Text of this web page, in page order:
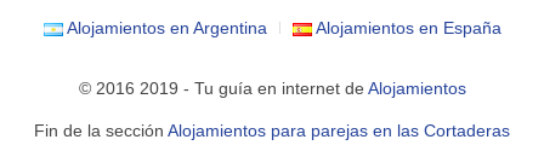
Alojamientos en Argentina Alojamientos en España
© 2016 2019 - Tu guía en internet de Alojamientos
Fin de la sección Alojamientos para parejas en las Cortaderas